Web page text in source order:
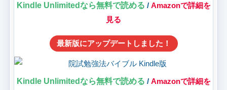
Kindle Unlimitedなら無料で読める / Amazonで詳細を
見る
最新版にアップデートしました！
Kindle Unlimitedなら無料で読める / Amazonで詳細を